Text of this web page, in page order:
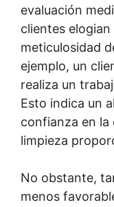
evaluación
clientes
meticulosidad
ejemplo, un
realiza un
Esto indica un
confianza en la
limpieza
No obstante,
menos